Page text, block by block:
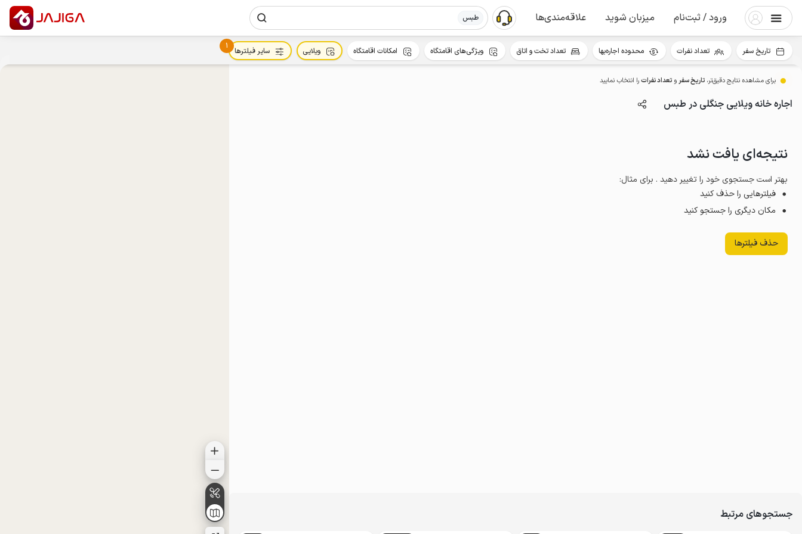
ورود / ثبت‌نام میزبان شوید علاقه‌مندی‌ها طبس
برای مشاهده نتایج دقیق‌تر، تاریخ سفرو تعداد نفراترا انتخاب نمایید
اجاره خانه ویلایی جنگلی در طبس
نتیجه‌ای یافت نشد
بهتر است جستجوی خود را تغییر دهید . برای مثال:
فیلترهایی را حذف کنید
مکان دیگری را جستجو کنید
حذف فیلترها
جستجوهای مرتبط
تاریخ سفر تعداد نفرات محدوده اجاره‌بها تعداد تخت و اتاق ویژگی‌های اقامتگاه امکانات اقامتگاه ویلایی
1
سایر فیلترها